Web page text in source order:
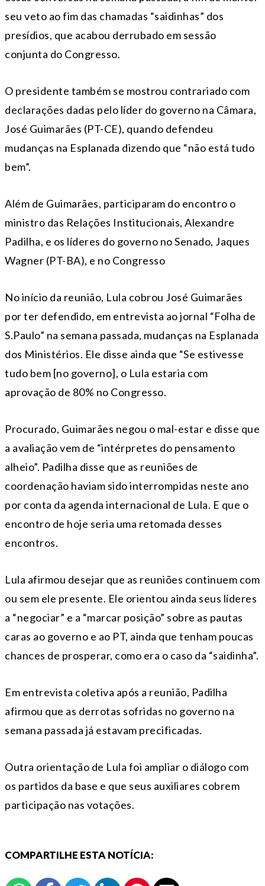
seu veto ao fim das chamadas “saidinhas” dos
presídios, que acabou derrubado em sessão
conjunta do Congresso.
O presidente também se mostrou contrariado com
declarações dadas pelo líder do governo na Câmara,
José Guimarães (PT-CE), quando defendeu
mudanças na Esplanada dizendo que “não está tudo
bem”.
Além de Guimarães, participaram do encontro o
ministro das Relações Institucionais, Alexandre
Padilha, e os líderes do governo no Senado, Jaques
Wagner (PT-BA), e no Congresso
No início da reunião, Lula cobrou José Guimarães
por ter defendido, em entrevista ao jornal “Folha de
S.Paulo” na semana passada, mudanças na Esplanada
dos Ministérios. Ele disse ainda que “Se estivesse
tudo bem [no governo], o Lula estaria com
aprovação de 80% no Congresso.
Procurado, Guimarães negou o mal-estar e disse que
a avaliação vem de “intérpretes do pensamento
alheio”. Padilha disse que as reuniões de
coordenação haviam sido interrompidas neste ano
por conta da agenda internacional de Lula. E que o
encontro de hoje seria uma retomada desses
encontros.
Lula afirmou desejar que as reuniões continuem com
ou sem ele presente. Ele orientou ainda seus líderes
a “negociar” e a “marcar posição” sobre as pautas
caras ao governo e ao PT, ainda que tenham poucas
chances de prosperar, como era o caso da “saidinha”.
Em entrevista coletiva após a reunião, Padilha
afirmou que as derrotas sofridas no governo na
semana passada já estavam precificadas.
Outra orientação de Lula foi ampliar o diálogo com
os partidos da base e que seus auxiliares cobrem
participação nas votações.
COMPARTILHE ESTA NOTÍCIA: